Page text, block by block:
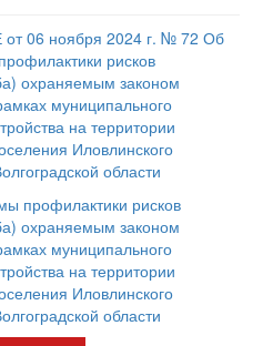
06 ноября 2024 г. № 72 Об
рисков
охраняемым законом
муниципального
на территории
Иловлинского
области
профилактики рисков
охраняемым законом
муниципального
на территории
Иловлинского
области